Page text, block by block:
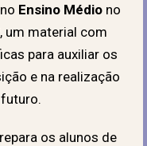
Ensino Médio no
, um material com
para auxiliar os
e na realização
os alunos de